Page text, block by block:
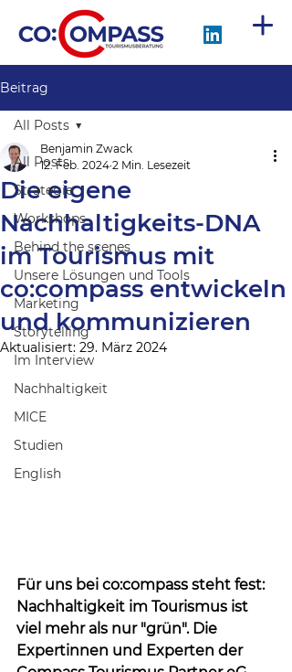
Beitrag
All Posts
Strategie
Workshops
Behind the scenes
Unsere Lösungen und Tools
Marketing
Storytelling
Im Interview
Nachhaltigkeit
MICE
Studien
English
All Posts
Die eigene
Nachhaltigkeits-DNA
im Tourismus mit
co:compass entwickeln
und kommunizieren
Benjamin Zwack
12. Feb. 2024 2 Min. Lesezeit
Aktualisiert: 29. März 2024
Für uns bei co:compass steht fest:
Nachhaltigkeit im Tourismus ist
viel mehr als nur "grün". Die
Expertinnen und Experten der